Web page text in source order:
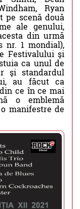
Ryan
pe scenă două
ale genului,
din urmă
nr. 1 mondial),
Festivalului şi
ca unul de
şi standardul
au făcut ca
ce în ce mai
o emblemă
manifestre de